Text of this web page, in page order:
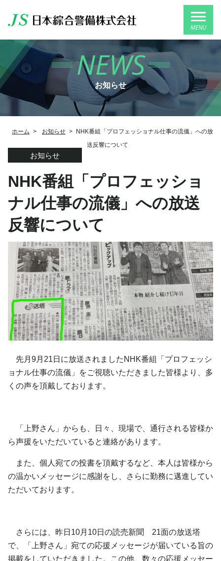
MENU
NEWS
お知らせ
ホーム > お知らせ >
NHK番組「プロフェッショナル仕事の流儀」への放
送反響について
お知らせ
NHK番組「プロフェッショ
ナル仕事の流儀」への放送
反響について
先月9月21日に放送されましたNHK番組「プロフェッシ
ョナル仕事の流儀」をご視聴いただきました皆様より、多
くの声を頂戴しております。
「上野さん」からも、日々、現場で、通行される皆様か
ら声援をいただいていると連絡があります。
また、個人宛ての投書を頂戴するなど、本人は皆様から
の温かいメッセージに感謝をし、さらに勤務に邁進してい
ただいております。
さらには、昨日10月10日の読売新聞 21面の放送塔
で、「上野さん」宛ての応援メッセージが届いている旨の
掲載をしていただきました。この他、数々の応援メッセー